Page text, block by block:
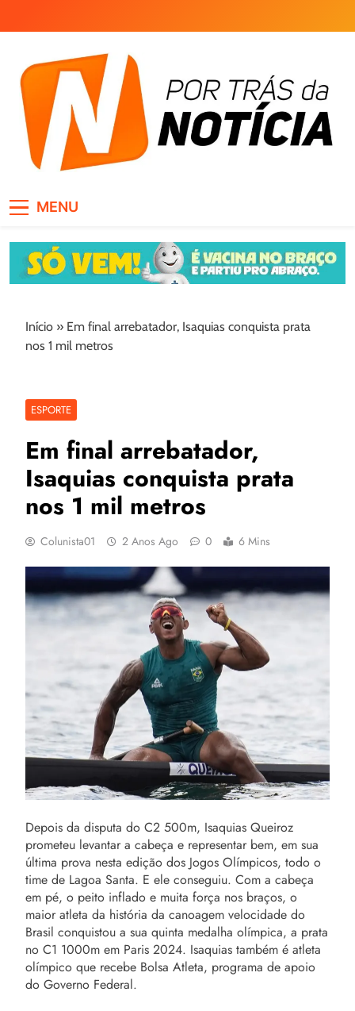
Por Trás da Notícia
MENU
Início » Em final arrebatador, Isaquias conquista prata
nos 1 mil metros
ESPORTE
Em final arrebatador,
Isaquias conquista prata
nos 1 mil metros
Colunista01 2 Anos Ago 0 6 Mins
Depois da disputa do C2 500m, Isaquias Queiroz
prometeu levantar a cabeça e representar bem, em sua
última prova nesta edição dos Jogos Olímpicos, todo o
time de Lagoa Santa. E ele conseguiu. Com a cabeça
em pé, o peito inflado e muita força nos braços, o
maior atleta da história da canoagem velocidade do
Brasil conquistou a sua quinta medalha olímpica, a prata
no C1 1000m em Paris 2024. Isaquias também é atleta
olímpico que recebe Bolsa Atleta, programa de apoio
do Governo Federal.